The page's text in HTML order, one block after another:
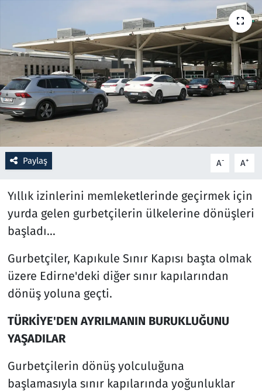
Paylaş A- A+
Yıllık izinlerini memleketlerinde geçirmek için
yurda gelen gurbetçilerin ülkelerine dönüşleri
başladı...
Gurbetçiler, Kapıkule Sınır Kapısı başta olmak
üzere Edirne'deki diğer sınır kapılarından
dönüş yoluna geçti.
TÜRKİYE'DEN AYRILMANIN BURUKLUĞUNU
YAŞADILAR
Gurbetçilerin dönüş yolculuğuna
başlamasıyla sınır kapılarında yoğunluklar
Rüya Tabirleri
Sağlık
Savunma Sanayi
Seçim 2023
Spor
Televizyon